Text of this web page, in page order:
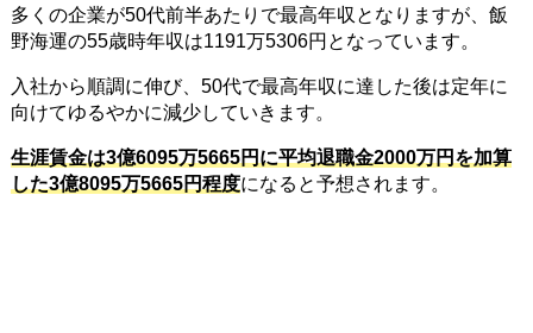
多くの企業が50代前半あたりで最高年収となりますが、飯
野海運の55歳時年収は1191万5306円となっています。
入社から順調に伸び、50代で最高年収に達した後は定年に
向けてゆるやかに減少していきます。
生涯賃金は3億6095万5665円に平均退職金2000万円を加算
した3億8095万5665円程度になると予想されます。